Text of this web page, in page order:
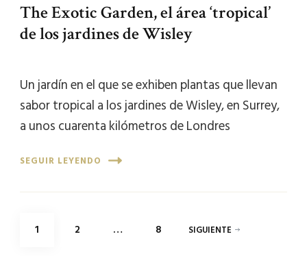
The Exotic Garden, el área ‘tropical’
de los jardines de Wisley
Un jardín en el que se exhiben plantas que llevan
sabor tropical a los jardines de Wisley, en Surrey,
a unos cuarenta kilómetros de Londres
SEGUIR LEYENDO
Paginación
PÁGINA
1 PÁGINA
2 … PÁGINA
8 SIGUIENTE